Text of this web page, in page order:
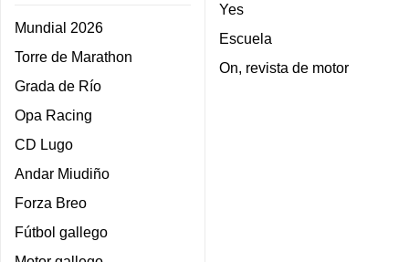
Mundial 2026
Torre de Marathon
Grada de Río
Opa Racing
CD Lugo
Andar Miudiño
Forza Breo
Fútbol gallego
Yes
Escuela
On, revista de motor